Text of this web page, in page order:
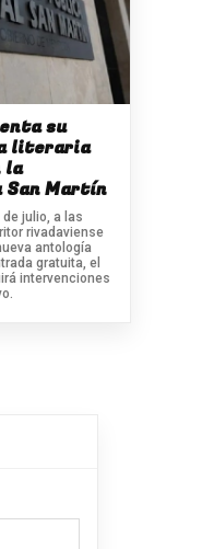
su
literaria
la
Martín
julio, a las
rivadaviense
antología
gratuita, el
intervenciones